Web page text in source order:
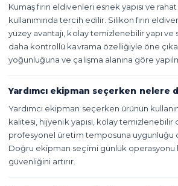
Kumaş fırın eldivenleri esnek yapısı ve
kullanımında tercih edilir. Silikon fırın
yüzey avantajı, kolay temizlenebilir yapı ve
daha kontrollü kavrama özelliğiyle öne
yoğunluğuna ve çalışma alanına göre
Yardımcı ekipman seçerken nelere
Yardımcı ekipman seçerken ürünün
kalitesi, hijyenik yapısı, kolay temizlenebilir
profesyonel üretim temposuna uygunluğu
Doğru ekipman seçimi günlük operasyonu
güvenliğini artırır.